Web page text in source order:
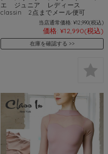
エ ジュニア レディース
classin 2点までメール便可
当店通常価格: ¥12,990(税込)
価格: ¥12,990(税込)
在庫を確認する